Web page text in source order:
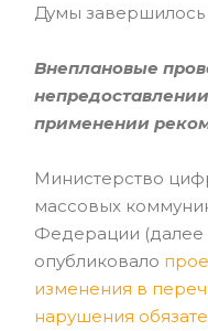
Думы завершилось
Внеплановые
применении
Министерство
массовых
Федерации
опубликовало
изменения в
нарушения